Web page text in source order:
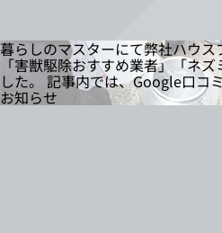
暮らしのマスターにて弊社ハウ
「害獣駆除おすすめ業者」「ネ
した。 記事内では、Google口
お知らせ